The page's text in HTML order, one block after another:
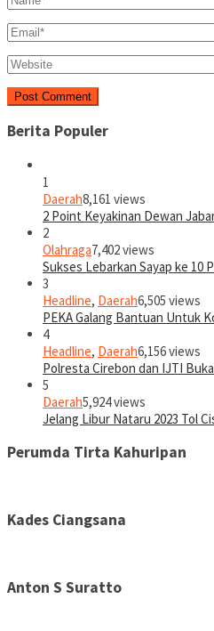
Berita Populer
1
Daerah8,161 views
2 Point Keyakinan Dewan
2
Olahraga7,402 views
Sukses Lebarkan Sayap ke 10
3
Headline, Daerah6,505 views
PEKA Galang Bantuan Untuk
4
Headline, Daerah6,156 views
Polresta Cirebon dan IJTI
5
Daerah5,924 views
Jelang Libur Nataru 2023 Tol
Perumda Tirta Kahuripan
Kades Ciangsana
Anton S Suratto